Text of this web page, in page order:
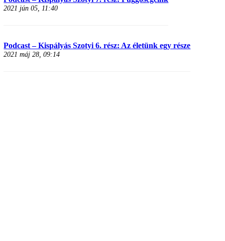
2021 jún 05, 11:40
Podcast – Kispályás Szotyi 6. rész: Az életünk egy része
2021 máj 28, 09:14